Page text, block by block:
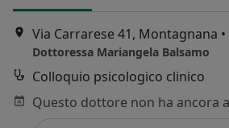
Via Carrarese 41, Montagnana •
Dottoressa Mariangela Balsamo
Colloquio psicologico clinico